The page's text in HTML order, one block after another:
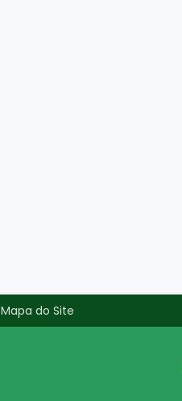
Mapa do Site